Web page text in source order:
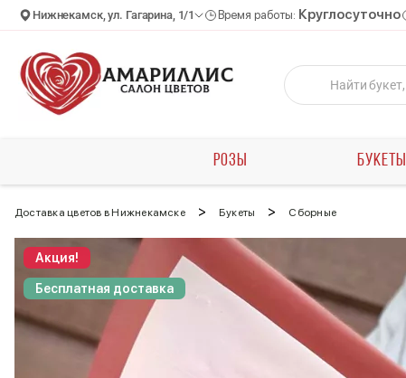
Нижнекамск, ул. Гагарина, 1/1 Время работы: Круглосуточно
РОЗЫ БУКЕТЫ
Доставка цветов в Нижнекамске > Букеты > Сборные
Акция!
Бесплатная доставка